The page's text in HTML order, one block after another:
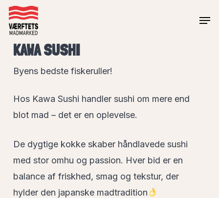
Skip
content
KAWA SUSHI
Byens bedste fiskeruller!
Hos Kawa Sushi handler sushi om mere end
blot mad – det er en oplevelse.
De dygtige kokke skaber håndlavede sushi
med stor omhu og passion. Hver bid er en
balance af friskhed, smag og tekstur, der
hylder den japanske madtradition